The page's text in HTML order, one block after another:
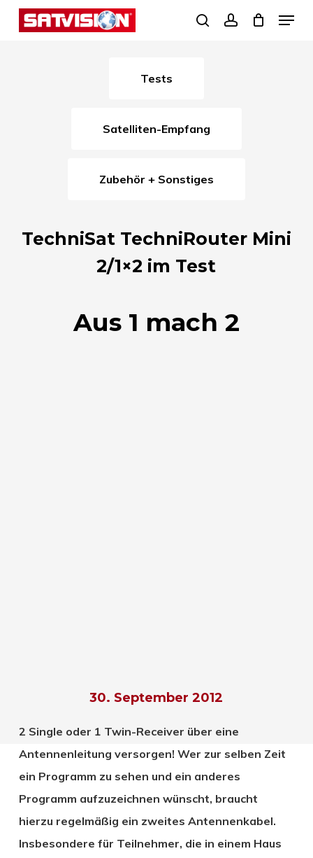
Skip
search
Menu
Tests
Satelliten-Empfang
Zubehör + Sonstiges
TechniSat TechniRouter Mini
2/1×2 im Test
Aus 1 mach 2
30. September 2012
2 Single oder 1 Twin-Receiver über eine
Antennenleitung versorgen! Wer zur selben Zeit
ein Programm zu sehen und ein anderes
Programm aufzuzeichnen wünscht, braucht
hierzu regelmäßig ein zweites Antennenkabel.
Insbesondere für Teilnehmer, die in einem Haus